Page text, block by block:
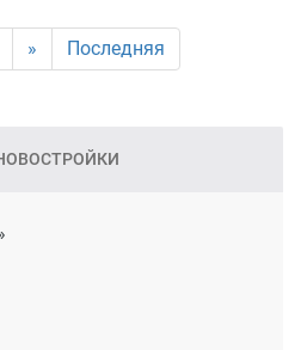
» Последняя